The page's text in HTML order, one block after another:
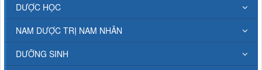
DƯỢC HỌC
NAM DƯỢC TRỊ NAM NHÂN
DƯỠNG SINH